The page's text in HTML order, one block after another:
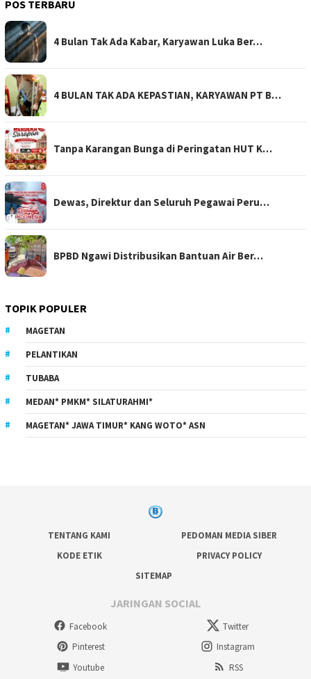
POS TERBARU
4 Bulan Tak Ada Kabar, Karyawan Luka Ber…
4 BULAN TAK ADA KEPASTIAN, KARYAWAN PT B…
Tanpa Karangan Bunga di Peringatan HUT K…
Dewas, Direktur dan Seluruh Pegawai Peru…
BPBD Ngawi Distribusikan Bantuan Air Ber…
TOPIK POPULER
MAGETAN
PELANTIKAN
TUBABA
MEDAN* PMKM* SILATURAHMI*
MAGETAN* JAWA TIMUR* KANG WOTO* ASN
TENTANG KAMI
PEDOMAN MEDIA SIBER
KODE ETIK
PRIVACY POLICY
SITEMAP
JARINGAN SOCIAL
Facebook
Twitter
Pinterest
Instagram
Youtube
RSS